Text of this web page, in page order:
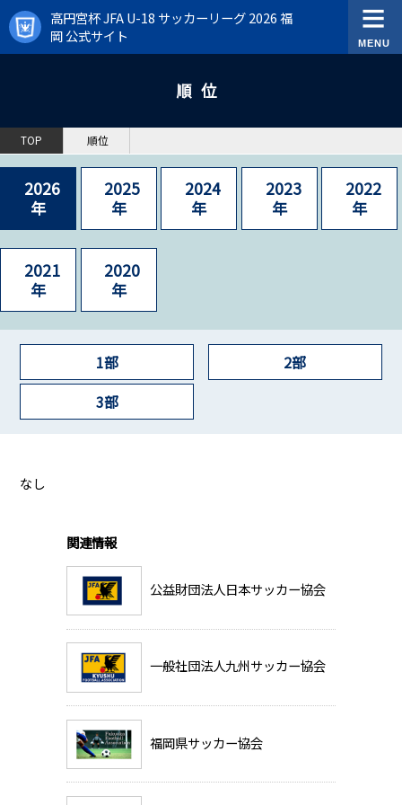
高円宮杯 JFA U-18 サッカーリーグ 2026 福
岡 公式サイト
順位
TOP 順位
2026
年
2025
年
2024
年
2023
年
2022
年
2021
年
2020
年
1部
2部
3部
なし
関連情報
公益財団法人日本サッカー協会
一般社団法人九州サッカー協会
福岡県サッカー協会